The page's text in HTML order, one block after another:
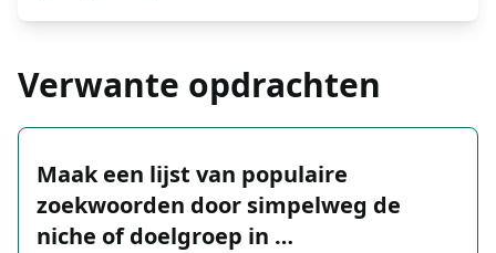
Verwante opdrachten
Maak een lijst van populaire
zoekwoorden door simpelweg de
niche of doelgroep in …